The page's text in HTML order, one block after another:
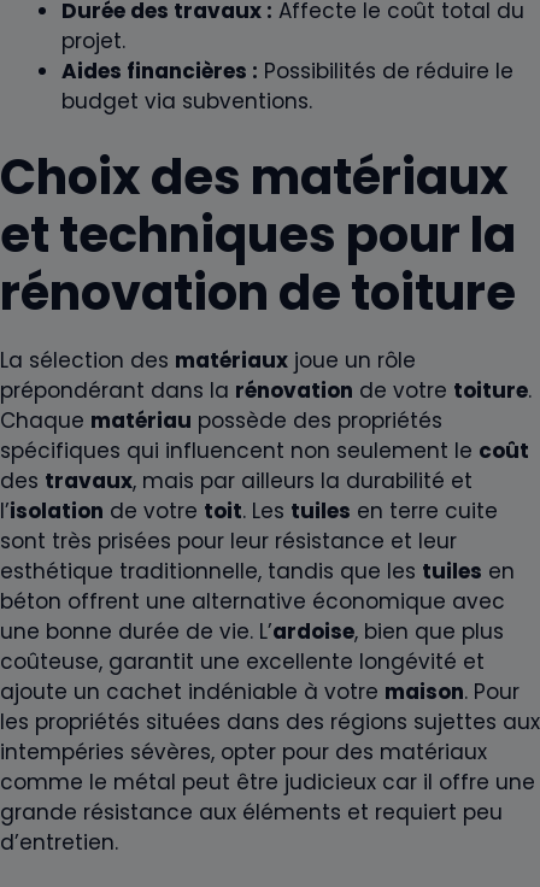
Durée des travaux : Affecte le coût total du
projet.
Aides financières : Possibilités de réduire le
budget via subventions.
Choix des matériaux
et techniques pour la
rénovation de toiture
La sélection des matériaux joue un rôle
prépondérant dans la rénovation de votre toiture.
Chaque matériau possède des propriétés
spécifiques qui influencent non seulement le coût
des travaux, mais par ailleurs la durabilité et
l’isolation de votre toit. Les tuiles en terre cuite
sont très prisées pour leur résistance et leur
esthétique traditionnelle, tandis que les tuiles en
béton offrent une alternative économique avec
une bonne durée de vie. L’ardoise, bien que plus
coûteuse, garantit une excellente longévité et
ajoute un cachet indéniable à votre maison. Pour
les propriétés situées dans des régions sujettes aux
intempéries sévères, opter pour des matériaux
comme le métal peut être judicieux car il offre une
grande résistance aux éléments et requiert peu
d’entretien.